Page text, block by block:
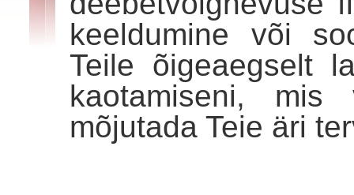
keeldumine või
Teile õigeaegselt
kaotamiseni, mis
mõjutada Teie äri